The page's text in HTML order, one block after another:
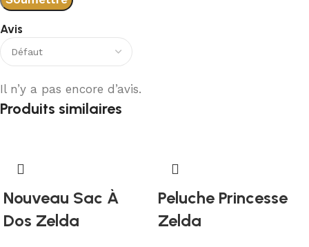
Avis
Il n’y a pas encore d’avis.
Produits similaires
Nouveau Sac À
Dos Zelda
Peluche Princesse
Zelda